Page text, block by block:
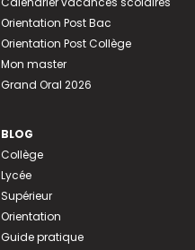
Orientation Post Bac
Orientation Post Collège
Mon master
Grand Oral 2026
BLOG
Collège
Lycée
Supérieur
Orientation
Guide pratique